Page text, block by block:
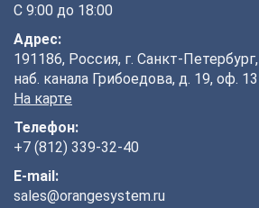
С 9:00 до 18:00
Адрес:
191186, Россия, г. Санкт-Петербург,
наб. канала Грибоедова, д. 19, оф. 13
На карте
Телефон:
+7 (812) 339-32-40
E-mail:
sales@orangesystem.ru